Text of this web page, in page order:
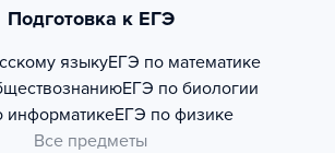
Подготовка к ЕГЭ
языкуЕГЭ по математике
ЕГЭ по биологии
информатикеЕГЭ по физике
Все предметы